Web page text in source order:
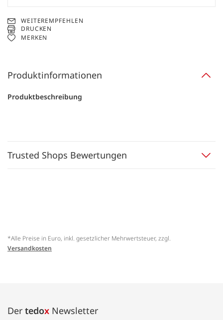
WEITEREMPFEHLEN
DRUCKEN
MERKEN
Produktinformationen
Produktbeschreibung
Trusted Shops Bewertungen
*Alle Preise in Euro, inkl. gesetzlicher Mehrwertsteuer, zzgl.
Versandkosten
Der tedox Newsletter